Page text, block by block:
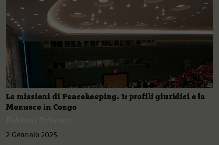
Le missioni di Peacekeeping. 1: profili giuridici e la
Monusco in Congo
2 Gennaio 2025